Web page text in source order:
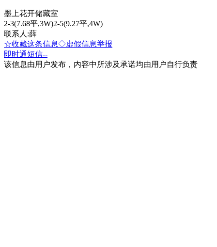
墨上花开储藏室
2-3(7.68平,3W)2-5(9.27平,4W)
联系人:薛
☆收藏这条信息◇虚假信息举报
即时通短信--
该信息由用户发布，内容中所涉及承诺均由用户自行负责